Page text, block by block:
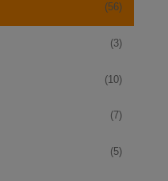
(56)
(3)
(10)
(7)
(5)